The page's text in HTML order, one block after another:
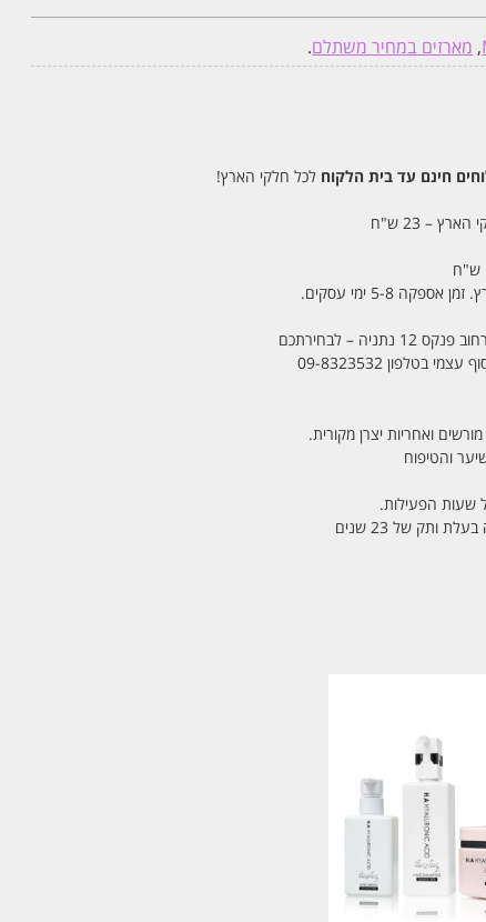
, מארזים במחיר משתלם.
חינם עד בית הלקוח לכל חלקי הארץ!
– 23 ש"ח
09-8323532
ואחריות יצרן מקורית.
שעות הפעילות.
ותק של 23 שנים